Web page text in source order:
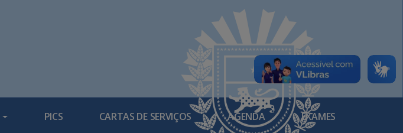
PICS CARTAS DE SERVIÇOS AGENDA EXAMES